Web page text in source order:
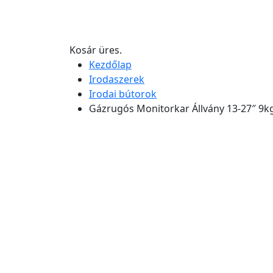
Kosár üres.
Kezdőlap
Irodaszerek
Irodai bútorok
Gázrugós Monitorkar Állvány 13-27″